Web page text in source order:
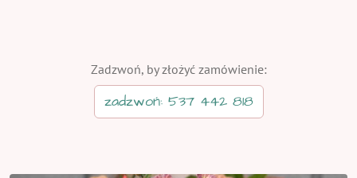
Zadzwoń, by złożyć zamówienie:
zadzwoń: 537 442 818